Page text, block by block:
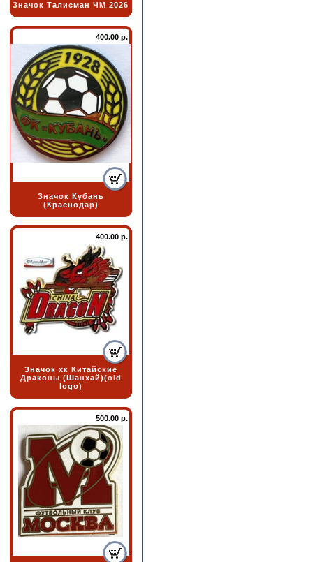
Значок Талисман ЧМ 2026
400.00 р.
Значок Кубань
(Краснодар)
400.00 р.
Значок хк Китайские
Драконы (Шанхай)(old
logo)
500.00 р.